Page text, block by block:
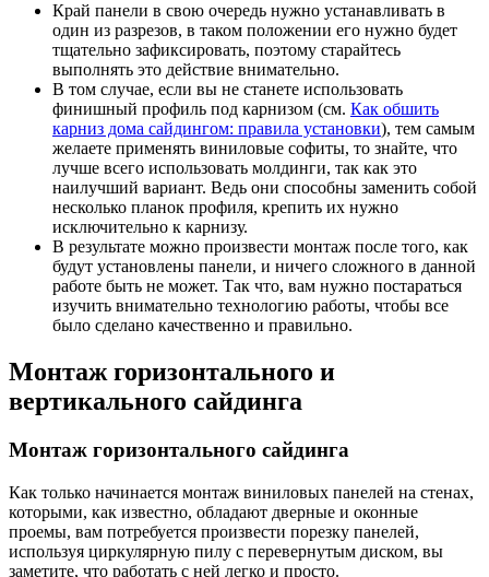
Край панели в свою очередь нужно устанавливать в
один из разрезов, в таком положении его нужно будет
тщательно зафиксировать, поэтому старайтесь
выполнять это действие внимательно.
В том случае, если вы не станете использовать
финишный профиль под карнизом (см. Как обшить
карниз дома сайдингом: правила установки), тем самым
желаете применять виниловые софиты, то знайте, что
лучше всего использовать молдинги, так как это
наилучший вариант. Ведь они способны заменить собой
несколько планок профиля, крепить их нужно
исключительно к карнизу.
В результате можно произвести монтаж после того, как
будут установлены панели, и ничего сложного в данной
работе быть не может. Так что, вам нужно постараться
изучить внимательно технологию работы, чтобы все
было сделано качественно и правильно.
Монтаж горизонтального и
вертикального сайдинга
Монтаж горизонтального сайдинга
Как только начинается монтаж виниловых панелей на стенах,
которыми, как известно, обладают дверные и оконные
проемы, вам потребуется произвести порезку панелей,
используя циркулярную пилу с перевернутым диском, вы
заметите, что работать с ней легко и просто.